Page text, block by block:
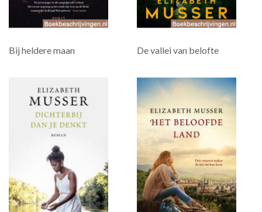
Bij heldere maan De vallei van belofte